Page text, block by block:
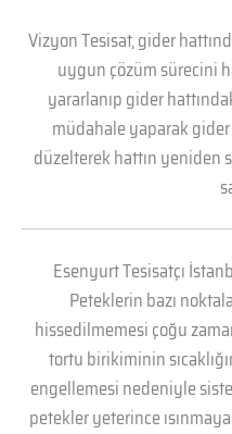
Vizyon Tesisat, gider
uygun çözüm sürecini
yararlanıp gider
müdahale yaparak
düzelterek hattın yeniden
Esenyurt Tesisatçı
Peteklerin bazı
hissedilmemesi çoğu
tortu birikiminin
engellemesi nedeniyle
petekler yeterince